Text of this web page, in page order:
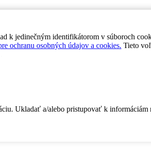
k jedinečným identifikátorom v súboroch
ochranu osobných údajov a cookies. Tieto
Ukladať a/alebo pristupovať k informáciám